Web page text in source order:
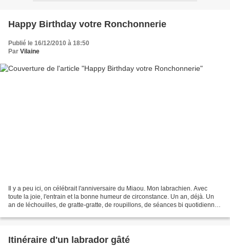
Happy Birthday votre Ronchonnerie
Publié le 16/12/2010 à 18:50
Par Vilaine
Il y a peu ici, on célébrait l'anniversaire du Miaou. Mon labrachien. Avec
toute la joie, l'entrain et la bonne humeur de circonstance. Un an, déjà. Un
an de léchouilles, de gratte-gratte, de roupillons, de séances bi quotidiennes
Itinéraire d'un labrador gâté